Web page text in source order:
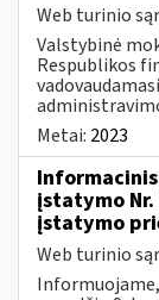
Web turinio
Valstybinė
Respublikos
Metai: 2023
įstatymo
įstatymo
Web turinio